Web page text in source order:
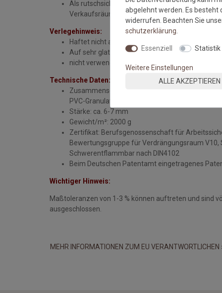
Als rutschsicher und angenehm weicher
Verkaufsräumen und überall, wo
Verlegehinweis:
Haftet nicht auf bereits vorhandenem Glatteis
Auf sehr glatten Böden wie Mamor oder
nicht verwendbar auf Gitterrosten
Technische Daten:
Zusammensetzung: PES/Glasgarngewebe
PVC-Granulat
Stärke: ca. 6-7 mm
Gewicht/m²: 2000 g
Zertifikat: Berufsgenossenschaft für
Bewertungsgruppe für Verdrängungsraum
Schwerentflammbar nach DIN4102
Beim Deutschen Patentamt eingetragenes
Wichtiger Hinweis:
Maßtoleranzen von 1-3 % können auftreten und sind
ausgeschlossen.
MEHR INFORMATIONEN ZUM EU VERANTWORTLICHEN
abgelehnt werden. Es besteht
widerrufen. Beachten Sie
schutz­erklärung
Essenziell Statistik
Weitere Einstellungen
ALLE AKZEPTIEREN